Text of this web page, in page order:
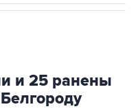
и 25 ранены